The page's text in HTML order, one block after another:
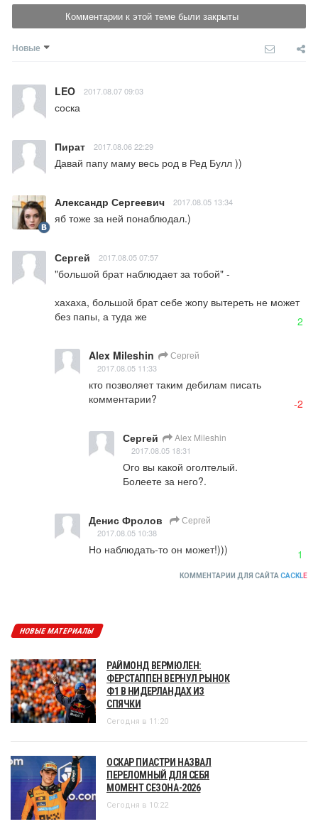
Комментарии к этой теме были закрыты
Новые
LEO 2017.08.07 09:03
соска
Пират 2017.08.06 22:29
Давай папу маму весь род в Ред Булл ))
Александр Сергеевич 2017.08.05 13:34
яб тоже за ней понаблюдал.)
Сергей 2017.08.05 07:57
"большой брат наблюдает за тобой" -
хахаха, большой брат себе жопу вытереть не может
без папы, а туда же
2
Alex Mileshin Сергей
2017.08.05 11:33
кто позволяет таким дебилам писать
комментарии?
-2
Сергей Alex Mileshin
2017.08.05 18:31
Ого вы какой оголтелый.
Болеете за него?.
Денис Фролов Сергей
2017.08.05 10:38
Но наблюдать-то он может!))) 1
КОММЕНТАРИИ ДЛЯ САЙТА CACKLE
НОВЫЕ МАТЕРИАЛЫ
РАЙМОНД ВЕРМЮЛЕН:
ФЕРСТАППЕН ВЕРНУЛ РЫНОК
Ф1 В НИДЕРЛАНДАХ ИЗ
СПЯЧКИ
Сегодня в 11:20
ОСКАР ПИАСТРИ НАЗВАЛ
ПЕРЕЛОМНЫЙ ДЛЯ СЕБЯ
МОМЕНТ СЕЗОНА-2026
Сегодня в 10:22